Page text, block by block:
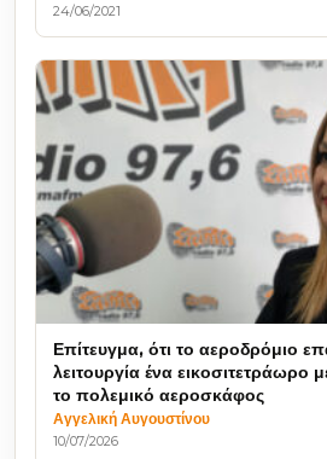
24/06/2021
Επίτευγμα, ότι το αεροδρόμιο
λειτουργία ένα εικοσιτετράωρο
το πολεμικό αεροσκάφος
Αγγελική Αυγουστίνου
10/07/2026